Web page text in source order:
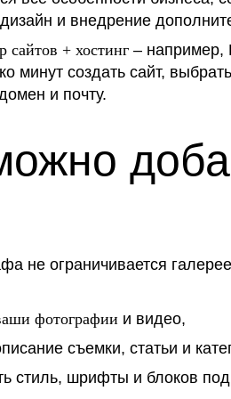
дизайн и внедрение
сайтов + хостинг – например,
минут создать сайт,
и почту.
не ограничивается
фотографии и видео,
съемки, статьи и
стиль, шрифты и блоков